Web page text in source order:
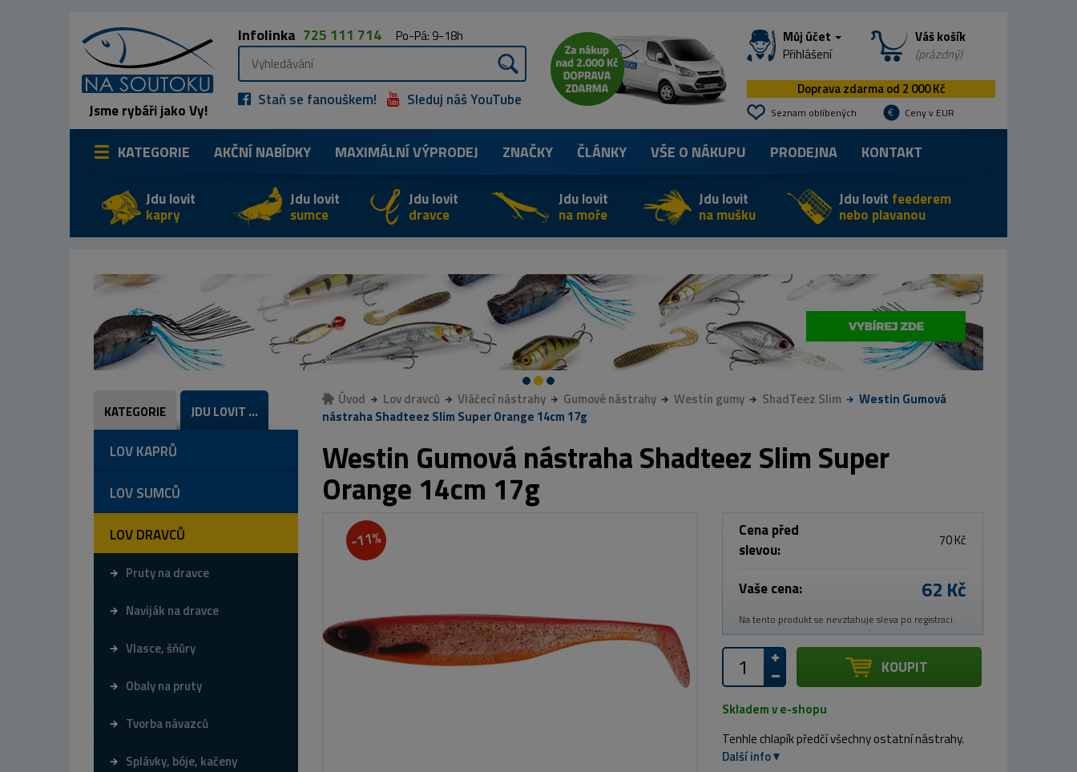
Jsme rybáři jako Vy!
Infolinka 725 111 714 Po-Pá: 9-18h
Staň se fanouškem! Sleduj náš YouTube
Můj účet
Přihlášení
Váš košík
(prázdný)
Doprava zdarma od 2 000 Kč
Seznam oblíbených Ceny v EUR
KATEGORIE AKČNÍ NABÍDKY MAXIMÁLNÍVÝPRODEJ ZNAČKY ČLÁNKY VŠE O NÁKUPU PRODEJNA KONTAKT
Jdu lovit
kapry
Jdu lovit
sumce
Jdu lovit
dravce
Jdu lovit
na moře
Jdu lovit
na mušku
Jdu lovit feederem
nebo plavanou
KATEGORIE JDU LOVIT ...
LOV KAPRŮ
LOV SUMCŮ
LOV DRAVCŮ
Pruty na dravce
Naviják na dravce
Vlasce, šňůry
Obaly na pruty
Tvorba návazců
Splávky, bóje, kačeny
Úvod Lov dravců Vláčecí nástrahy Gumové nástrahy Westin gumy ShadTeez Slim
Westin Gumová
nástraha Shadteez Slim Super Orange 14cm 17g
Westin Gumová nástraha Shadteez Slim Super
Orange 14cm 17g
-11%
Cena před
slevou:
70 Kč
Vaše cena: 62 Kč
Na tento produkt se nevztahuje sleva po registraci.
KOUPIT
Skladem v e-shopu
Tenhle chlapík předčí všechny ostatní nástrahy.
Další info